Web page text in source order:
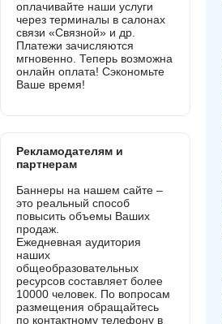
оплачивайте наши услуги
через терминалы в салонах
связи «Связной» и др.
Платежи зачисляются
мгновенно. Теперь возможна
онлайн оплата! Сэкономьте
Ваше время!
Рекламодателям и
партнерам
Баннеры на нашем сайте –
это реальный способ
повысить объемы Ваших
продаж.
Ежедневная аудитория
наших
общеобразовательных
ресурсов составляет более
10000 человек. По вопросам
размещения обращайтесь
по контактному телефону в